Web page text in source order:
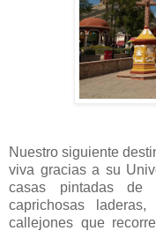
Nuestro siguiente
viva gracias a su
casas pintadas de
caprichosas
callejones que